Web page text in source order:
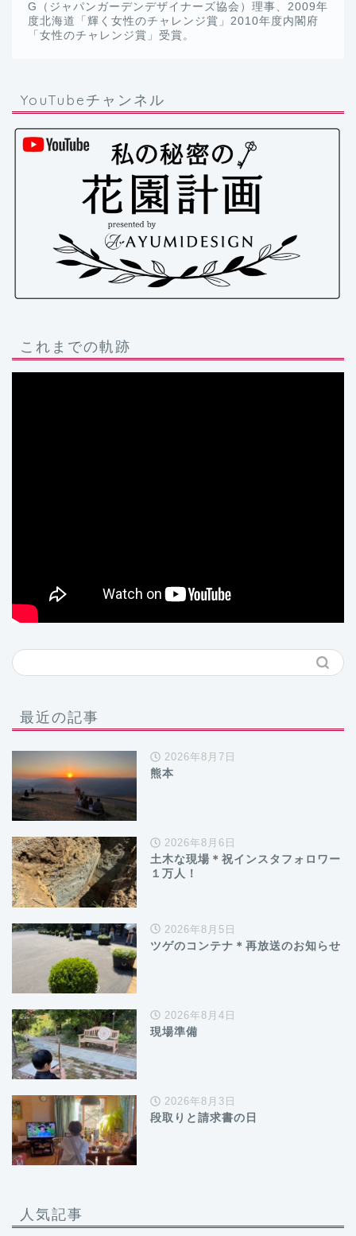
G（ジャパンガーデンデザイナーズ協会）理事、2009年
度北海道「輝く女性のチャレンジ賞」2010年度内閣府
「女性のチャレンジ賞」受賞。
YouTubeチャンネル
これまでの軌跡
最近の記事
2026年8月7日
熊本
2026年8月6日
土木な現場＊祝インスタフォロワー
１万人！
2026年8月5日
ツゲのコンテナ＊再放送のお知らせ
2026年8月4日
現場準備
2026年8月3日
段取りと請求書の日
人気記事